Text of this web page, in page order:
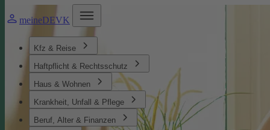
meineDEVK
Kfz & Reise
Haftpflicht & Rechtsschutz
Haus & Wohnen
Krankheit, Unfall & Pflege
Beruf, Alter & Finanzen